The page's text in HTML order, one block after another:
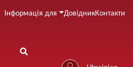
до
Інформація для ДовідникКонтакти